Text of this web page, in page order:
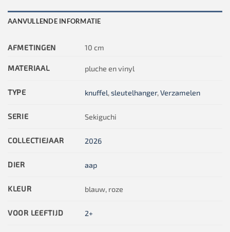
AANVULLENDE INFORMATIE
AFMETINGEN 10 cm
MATERIAAL pluche en vinyl
TYPE knuffel,sleutelhanger,Verzamelen
SERIE Sekiguchi
COLLECTIEJAAR 2026
DIER aap
KLEUR blauw, roze
VOOR LEEFTIJD 2+